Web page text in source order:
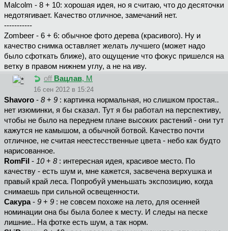
Malcolm - 8 + 10: хорошая идея, но я считаю, что до десяточки
недотягивает. Качество отличное, замечаний нет.
-----------
Zombeer - 6 + 6: обычное фото дерева (красивого). Ну и
качество снимка оставляет желать лучшего (может надо
было сфоткать ближе), ато ощущение что фокус пришелся на
ветку в правом нижнем углу, а не на иву.
off Вацлав, М
16 сен 2012 в 15:24
Shavoro - 8+ 9 : картинка нормальная, но слишком простая..
нет изюминки, я бы сказал. Тут я бы работал на перспективу,
чтобы не было на переднем плане высоких растений - они тут
кажутся не камышом, а обычной ботвой. Качество почти
отличное, не считая неестесственные цвета - небо как будто
нарисованное.
RomFil - 10+ 8: интересная идея, красивое место. По
качеству - есть шум и, мне кажется, засвечена верхушка и
правый край леса. Попробуй уменьшать экспозицию, когда
снимаешь при сильной освещенности.
Сакура- 9 + 9 : не совсем похоже на лето, для осенней
номинации она бы была более к месту. И следы на песке
лишние.. На фотке есть шум, а так норм.